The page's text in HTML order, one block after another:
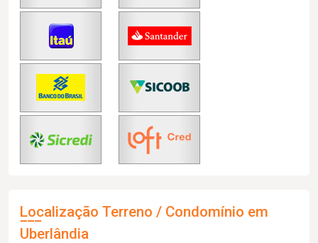
Localização Terreno / Condomínio em
Uberlândia